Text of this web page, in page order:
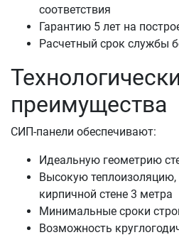
соответствия
Гарантию 5 лет на
Расчетный срок службы
преимущества
СИП-панели обеспечивают:
Идеальную геометрию
Высокую
кирпичной стене 3 метра
Минимальные сроки
Возможность